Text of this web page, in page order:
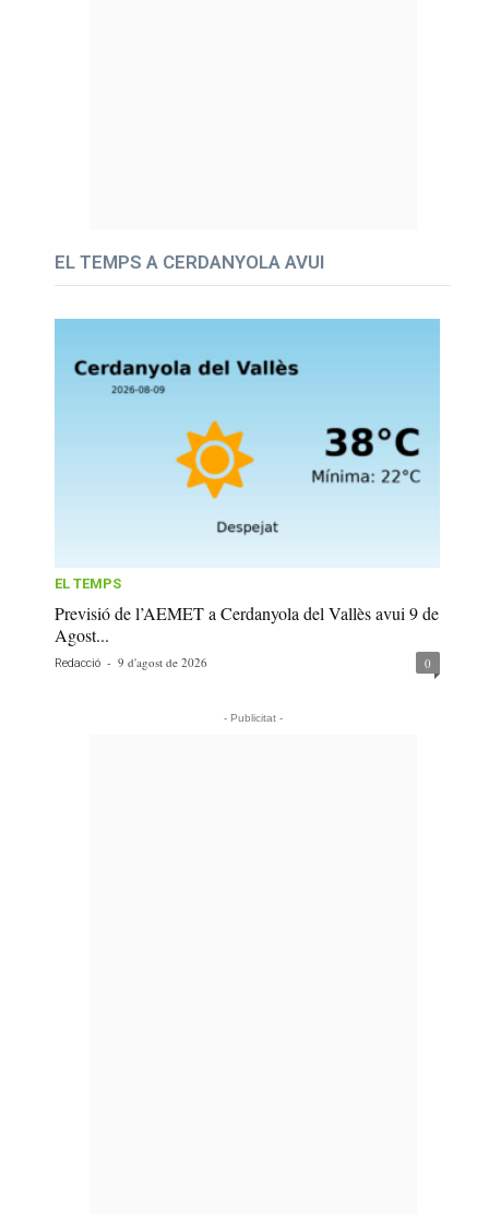
EL TEMPS A CERDANYOLA AVUI
EL TEMPS
Previsió de l’AEMET a Cerdanyola del Vallès avui 9 de
Agost...
Redacció - 9 d'agost de 2026 0
- Publicitat -